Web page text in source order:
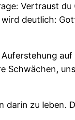
Vertraust
deutlich:
darin zu leben.